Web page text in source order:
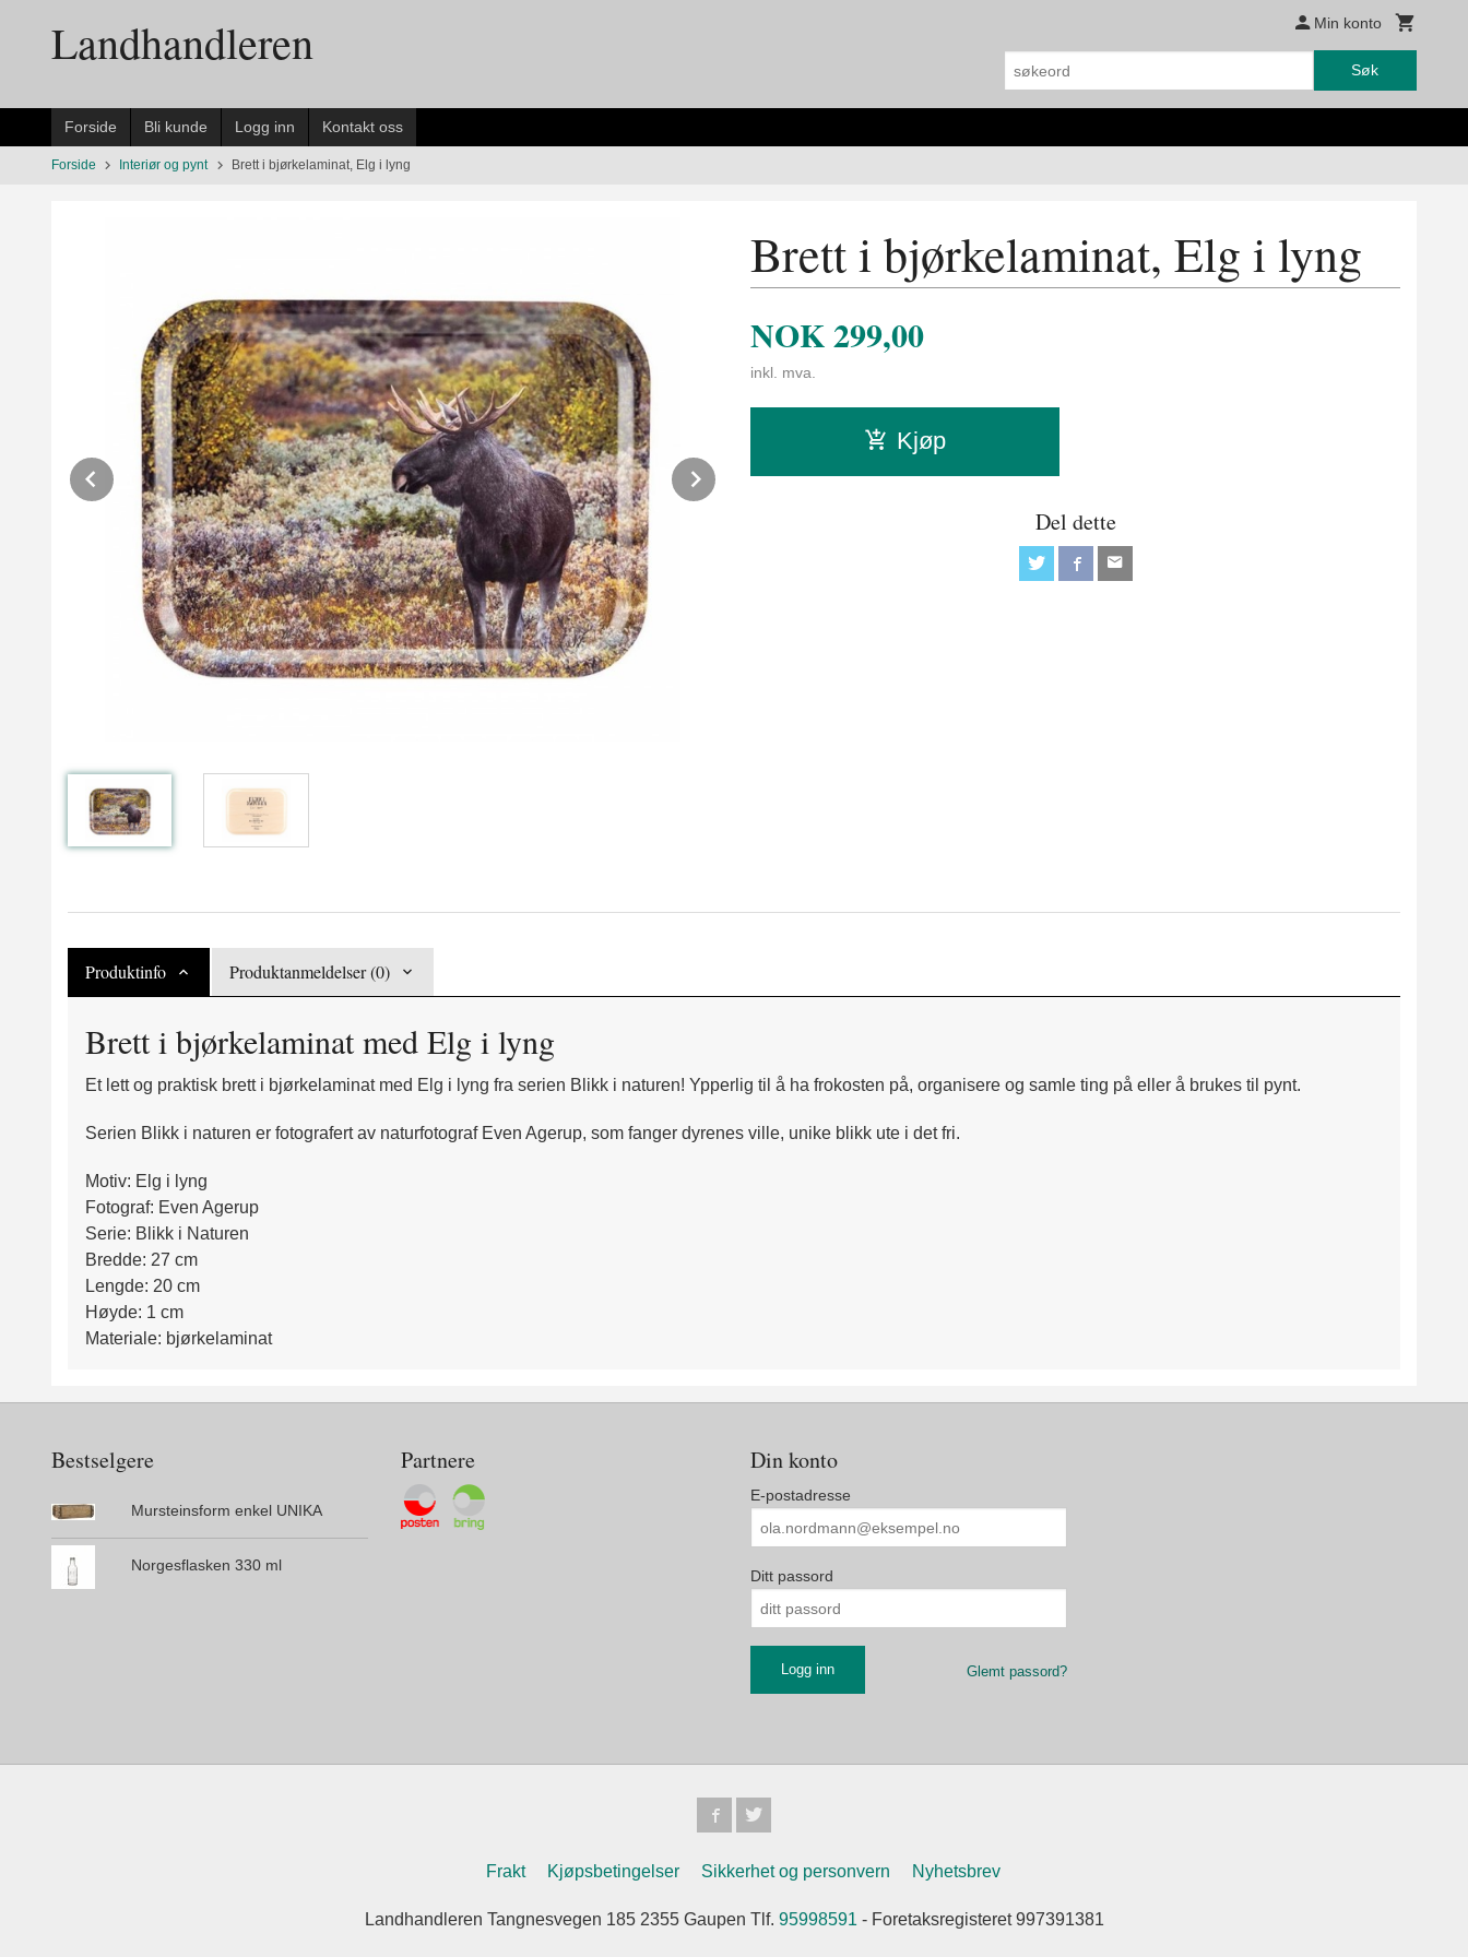
innholdetLandhandleren Min konto
Søk
Forside Bli kunde Logg inn Kontakt oss
Forside Interiør og pynt Brett i bjørkelaminat, Elg i lyng
Prev Next
Brett i bjørkelaminat, Elg i lyng
NOK299,00
inkl. mva.
Kjøp
Del dette
Produktinfo Produktanmeldelser (0)
Brett i bjørkelaminat med Elg i lyng
Et lett og praktisk brett i bjørkelaminat med Elg i lyng fra serien Blikk i naturen! Ypperlig til å ha frokosten på, organisere og samle ting på eller å brukes til pynt.
Serien Blikk i naturen er fotografert av naturfotograf Even Agerup, som fanger dyrenes ville, unike blikk ute i det fri.
Motiv: Elg i lyng
Fotograf: Even Agerup
Serie: Blikk i Naturen
Bredde: 27 cm
Lengde: 20 cm
Høyde: 1 cm
Materiale: bjørkelaminat
Bestselgere
Mursteinsform enkel UNIKA
Norgesflasken 330 ml
Partnere Din konto
E-postadresse
Ditt passord
Glemt passord?
Frakt Kjøpsbetingelser Sikkerhet og personvern Nyhetsbrev
Landhandleren Tangnesvegen 185 2355 Gaupen Tlf. 95998591 - Foretaksregisteret 997391381